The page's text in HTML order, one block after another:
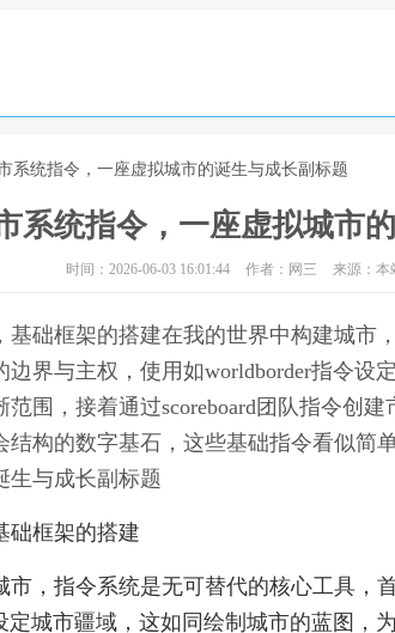
系统指令，一座虚拟城市的诞生与成长副标题
系统指令，一座虚拟城市
时间：2026-06-03 16:01:44 作者：网三 来源：本
基础框架的搭建在我的世界中构建城市
界与主权，使用如worldborder指令设
范围，接着通过scoreboard团队指令创
结构的数字基石，这些基础指令看似简
生与成长副标题
础框架的搭建
市，指令系统是无可替代的核心工具，
定城市疆域，这如同绘制城市的蓝图，